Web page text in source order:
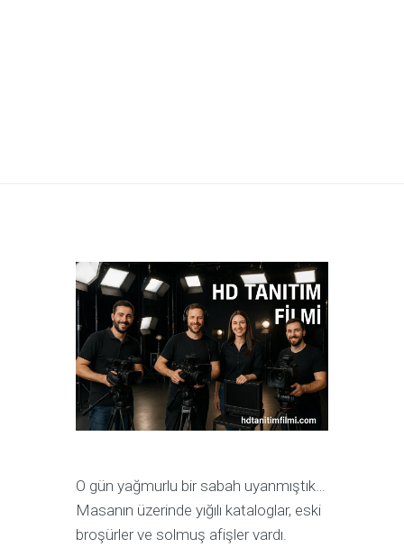
O gün yağmurlu bir sabah uyanmıştık…
Masanın üzerinde yığılı kataloglar, eski
broşürler ve solmuş afişler vardı.